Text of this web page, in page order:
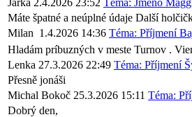
Máte špatné a neúplné údaje Další
Milan 1.4.2026 14:36 Téma: Příjmení
Hladám príbuzných v meste Turnov .
Lenka 27.3.2026 22:49 Téma: Příjmení
Přesně jonáši
Michal Bokoč 25.3.2026 15:11 Téma:
Dobrý den,